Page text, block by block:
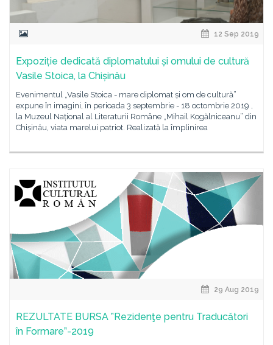
12 Sep 2019
Expoziție dedicată diplomatului și omului de cultură
Vasile Stoica, la Chișinău
Evenimentul „Vasile Stoica - mare diplomat și om de cultură”
expune în imagini, în perioada 3 septembrie - 18 octombrie 2019 ,
la Muzeul Național al Literaturii Române „Mihail Kogălniceanu” din
Chișinău, viata marelui patriot. Realizată la împlinirea
29 Aug 2019
REZULTATE BURSA ”Rezidenţe pentru Traducători
în Formare”-2019